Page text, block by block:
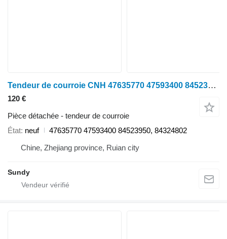
Tendeur de courroie CNH 47635770 47593400 84523950 pour tracteur à roues New Holland T8.320 (8/19-12/99); T8.350 (8/19-12/99); T8.380 (8/19-12/99); T8.410 (8/19-12/99); T8.435 (7/20-12/99)
120 €
Pièce détachée - tendeur de courroie
État neuf
47635770 47593400 84523950, 84324802
Chine, Zhejiang province, Ruian city
Sundy